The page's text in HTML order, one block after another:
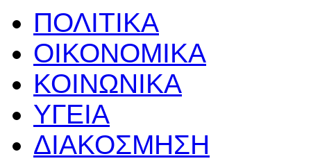
ΠΟΛΙΤΙΚΑ
ΟΙΚΟΝΟΜΙΚΑ
ΚΟΙΝΩΝΙΚΑ
ΥΓΕΙΑ
ΔΙΑΚΟΣΜΗΣΗ